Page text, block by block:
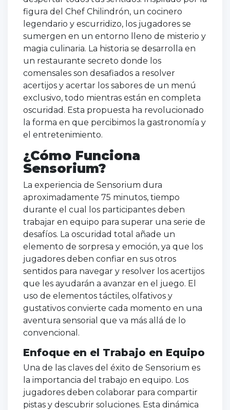
figura del Chef Chilindrón, un cocinero
legendario y escurridizo, los jugadores se
sumergen en un entorno lleno de misterio y
magia culinaria. La historia se desarrolla en
un restaurante secreto donde los
comensales son desafiados a resolver
acertijos y acertar los sabores de un menú
exclusivo, todo mientras están en completa
oscuridad. Esta propuesta ha revolucionado
la forma en que percibimos la gastronomía y
el entretenimiento.
¿Cómo Funciona
Sensorium?
La experiencia de Sensorium dura
aproximadamente 75 minutos, tiempo
durante el cual los participantes deben
trabajar en equipo para superar una serie de
desafíos. La oscuridad total añade un
elemento de sorpresa y emoción, ya que los
jugadores deben confiar en sus otros
sentidos para navegar y resolver los acertijos
que les ayudarán a avanzar en el juego. El
uso de elementos táctiles, olfativos y
gustativos convierte cada momento en una
aventura sensorial que va más allá de lo
convencional.
Enfoque en el Trabajo en Equipo
Una de las claves del éxito de Sensorium es
la importancia del trabajo en equipo. Los
jugadores deben colaborar para compartir
pistas y descubrir soluciones. Esta dinámica